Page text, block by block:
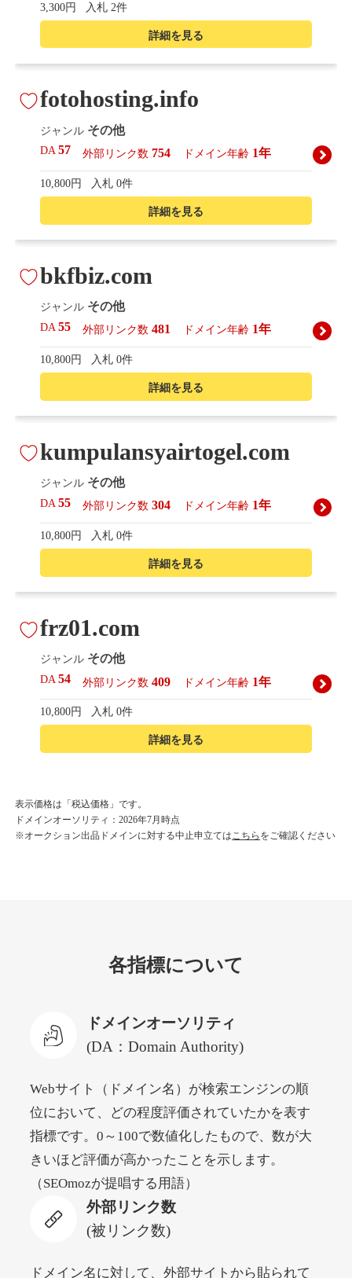
詳細を見る
3,300円 入札 2件
詳細を見る
fotohosting.info
ジャンル その他
DA57 外部リンク数 754 ドメイン年齢 1年
10,800円 入札 0件
詳細を見る
bkfbiz.com
ジャンル その他
DA55 外部リンク数 481 ドメイン年齢 1年
10,800円 入札 0件
詳細を見る
kumpulansyairtogel.com
ジャンル その他
DA55 外部リンク数 304 ドメイン年齢 1年
10,800円 入札 0件
詳細を見る
frz01.com
ジャンル その他
DA54 外部リンク数 409 ドメイン年齢 1年
10,800円 入札 0件
korean-beautyshop.com
ジャンルその他
詳細を見る
newyorktodaylive.com
DA53 外部リンク数 430 ドメイン年齢
詳細を見る
dog-life-jacket.com
ジャンルその他
外部リンク数393
入札 0件
表示価格は「税込価格」です。
ドメインオーソリティ：2026年7月時点
※オークション出品ドメインに対する中止申立てはこちら をご確認ください
各指標について
ドメインオーソリティ
(DA：Domain Authority)
Webサイト（ドメイン名）が検索エンジンの順
位において、どの程度評価されていたかを表す
指標です。0～100で数値化したもので、数が大
きいほど評価が高かったことを示します。
（SEOmozが提唱する用語）
外部リンク数
(被リンク数)
ドメイン名に対して、外部サイトから貼られて